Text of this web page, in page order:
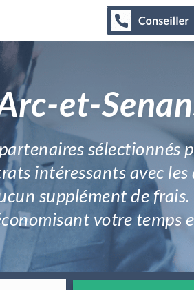
et-
sélectionnés
intéressants avec
supplément de
votre temps